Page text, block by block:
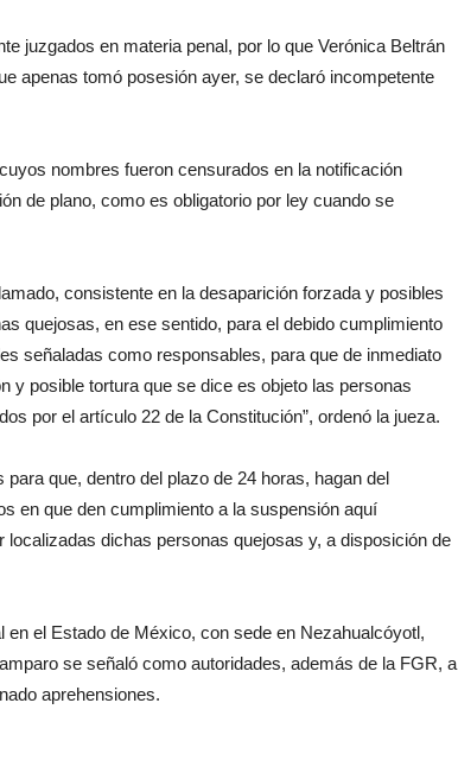
juzgados en materia penal, por lo que Verónica Beltrán
apenas tomó posesión ayer, se declaró incompetente
nombres fueron censurados en la notificación
de plano, como es obligatorio por ley cuando se
consistente en la desaparición forzada y posibles
quejosas, en ese sentido, para el debido cumplimiento
señaladas como responsables, para que de inmediato
y posible tortura que se dice es objeto las personas
por el artículo 22 de la Constitución”, ordenó la jueza.
que, dentro del plazo de 24 horas, hagan del
en que den cumplimiento a la suspensión aquí
dichas personas quejosas y, a disposición de
el Estado de México, con sede en Nezahualcóyotl,
se señaló como autoridades, además de la FGR, a
aprehensiones.